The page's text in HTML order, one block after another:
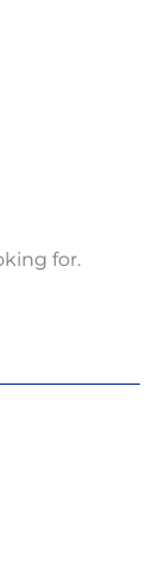
for.